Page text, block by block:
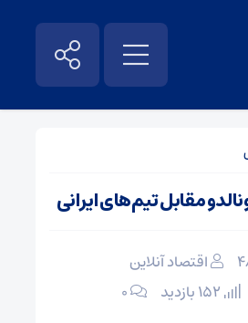
مقابل تیم‌های ایرانی
اقتصاد آنلاین
۰